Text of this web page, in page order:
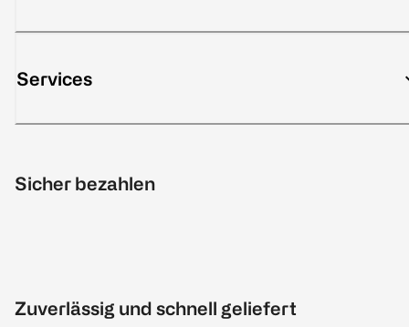
Services
Sicher bezahlen
Zuverlässig und schnell geliefert